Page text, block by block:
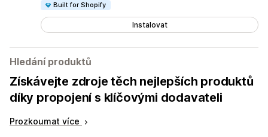
Built for Shopify
Instalovat
Hledání produktů
Získávejte zdroje těch nejlepších produktů
díky propojení s klíčovými dodavateli
Prozkoumat více